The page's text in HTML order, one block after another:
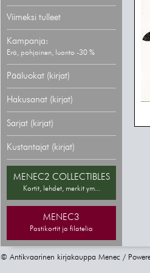
Viimeksi tulleet
Kampanja:
Erä, pohjoinen, luonto -30 %
Pääluokat (kirjat)
Hakusanat (kirjat)
Sarjat (kirjat)
Kustantajat (kirjat)
MENEC2 COLLECTIBLES
Kortit, lehdet, merkit ym...
MENEC3
Postikortit ja filatelia
© Antikvaarinen kirjakauppa Menec /